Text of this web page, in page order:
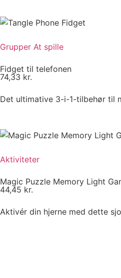
Grupper At spille
Fidget til telefonen
74,33 kr.
Det ultimative 3-i-1-tilbehør til
Aktiviteter
Magic Puzzle Memory Light
44,45 kr.
Aktivér din hjerne med dette